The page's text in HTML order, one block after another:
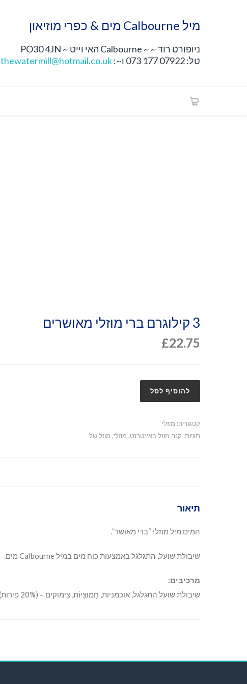
מיל Calbourne מים & כפרי מוזיאון
ניופורט רוד ~ ~ Calbourne האי וייט ~ PO30 4JN
טל: 07922 177 073 ו~:
thewatermill@hotmail.co.uk
3 קילוגרם ברי מוזלי מאושרים
£22.75
להוסיף לסל
קטגוריה: מוזלי
תגיות: קנה מוזל באינטרנט, מוזלי, מוזל של
תיאור
המים מיל מוזלי “ברי מאושר”.
שיבולת שועל, התגלגל באמצעות כוח מים במיל Calbourne מים.
מרכיבים:
שיבולת שועל התגלגל, אוכמניות, חָמוּצִיוֹת, צימוקים – (20% פירות).